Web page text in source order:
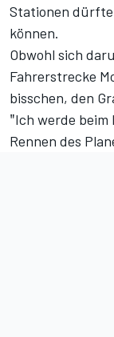
Stationen dürfte
können.
Obwohl sich
Fahrerstrecke
bisschen, den
ʺIch werde
Rennen des